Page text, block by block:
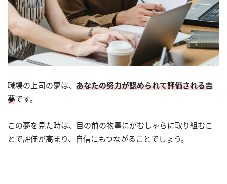
職場の上司の夢は、 あなたの努力が認められて評価される吉
夢です。
この夢を見た時は、目の前の物事にがむしゃらに取り組むこ
とで評価が高まり、自信にもつながることでしょう。